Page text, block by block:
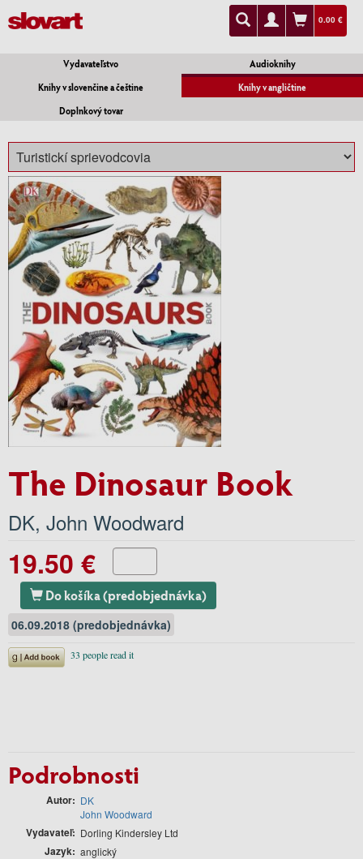
0.00 €
Vydavateľstvo
Audioknihy
Knihy v slovenčine a češtine
Knihy v angličtine
Doplnkový tovar
The Dinosaur Book
DK, John Woodward
19.50 €
Do košíka (predobjednávka)
06.09.2018 (predobjednávka)
Podrobnosti
Autor
DK
John Woodward
Vydavateľ Dorling Kindersley Ltd
Jazyk anglický